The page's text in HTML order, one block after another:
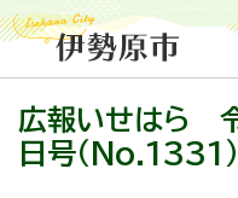
広報いせはら
日号（No.1331）